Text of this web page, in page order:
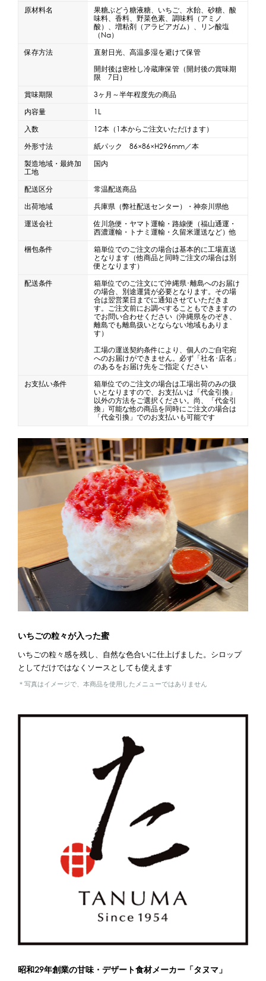
氷旗 のぼり 横幕 風船
ポスター
台湾かき氷「Snow-kiss（スノーキッス）」
かき氷コレクション
原材料名
果糖ぶどう糖液糖、いちご、水飴、砂糖、酸
味料、香料、野菜色素、調味料（アミノ
酸）、増粘剤（アラビアガム）、リン酸塩
（Na）
保存方法
直射日光、高温多湿を避けて保管
開封後は密栓し冷蔵庫保管（開封後の賞味期
限 7日）
賞味期限
3ヶ月～半年程度先の商品
内容量
1L
入数
12本（1本からご注文いただけます）
外形寸法
紙パック 86×86×H296mm／本
製造地域・最終加
工地
国内
配送区分
常温配送商品
出荷地域
兵庫県（弊社配送センター）・神奈川県他
運送会社
佐川急便・ヤマト運輸・路線便（福山通運・
西濃運輸・トナミ運輸・久留米運送など）他
梱包条件
箱単位でのご注文の場合は基本的に工場直送
となります（他商品と同時ご注文の場合は別
便となります）
配送条件
箱単位でのご注文にて沖縄県･離島へのお届け
の場合、別途運賃が必要となります。その場
合は翌営業日までに通知させていただきま
す。ご注文前にお調べすることもできますの
でお問い合わせください（沖縄県をのぞき、
離島でも離島扱いとならない地域もありま
す）
工場の運送契約条件により、個人のご自宅宛
へのお届けができません。必ず「社名･店名」
のあるをお届け先をご指定ください
お支払い条件
箱単位でのご注文の場合は工場出荷のみの扱
いとなりますので、お支払いは「代金引換」
以外の方法をご選択ください。尚、「代金引
換」可能な他の商品を同時にご注文の場合は
「代金引換」でのお支払いも可能です
いちごの粒々が入った蜜
いちごの粒々感を残し、自然な色合いに仕上げました。シロップ
としてだけではなくソースとしても使えます
＊写真はイメージで、本商品を使用したメニューではありません
昭和29年創業の甘味・デザート食材メーカー「タヌマ」